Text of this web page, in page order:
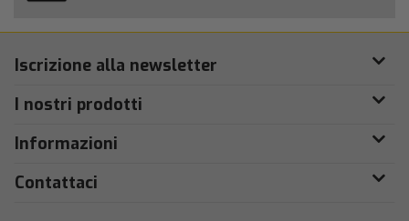
Iscrizione alla newsletter
I nostri prodotti
Informazioni
Contattaci